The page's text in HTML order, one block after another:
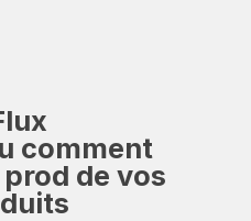
comment
de vos